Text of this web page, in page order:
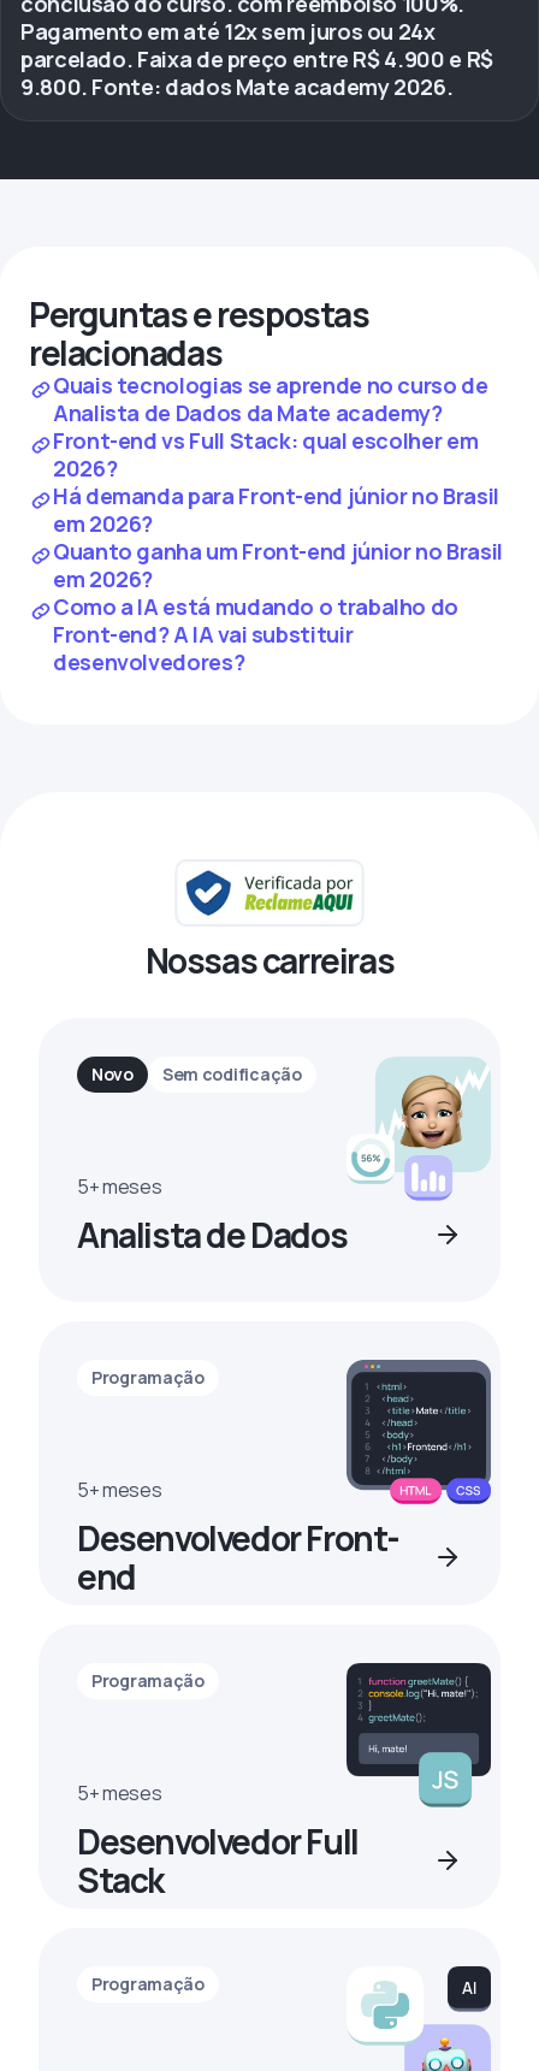
Pagamento em até 12x sem juros ou 24x
parcelado. Faixa de preço entre R$ 4.900 e R$
9.800. Fonte: dados Mate academy 2026.
Perguntas e respostas
relacionadas
Quais tecnologias se aprende no curso de
Analista de Dados da Mate academy?
Front-end vs Full Stack: qual escolher em
2026?
Há demanda para Front-end júnior no Brasil
em 2026?
Quanto ganha um Front-end júnior no Brasil
em 2026?
Como a IA está mudando o trabalho do
Front-end? A IA vai substituir
desenvolvedores?
Nossas carreiras
Novo Sem codificação
5+ meses
Analista de Dados
Programação
5+ meses
Desenvolvedor Front-
end
Programação
5+ meses
Desenvolvedor Full
Stack
Programação